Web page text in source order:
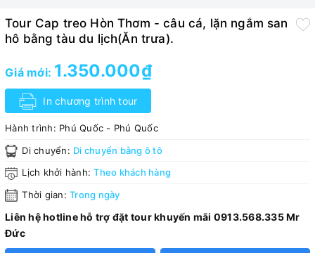
Tour Cap treo Hòn Thơm - câu cá, lặn ngắm san
hô bằng tàu du lịch(Ăn trưa).
Giá mới: 1.350.000₫
In chương trình tour
Hành trình: Phú Quốc - Phú Quốc
Di chuyển: Di chuyển bằng ô tô
Lịch khởi hành:Theo khách hàng
Thời gian: Trong ngày
Liên hệ hotline hỗ trợ đặt tour khuyến mãi 0913.568.335 Mr
Đức